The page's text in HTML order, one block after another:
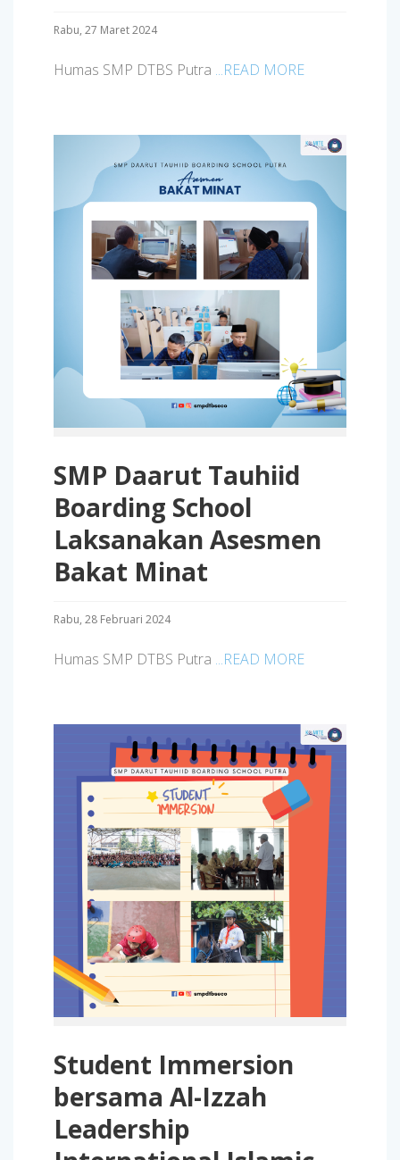
Rabu, 27 Maret 2024
Humas SMP DTBS Putra ...READ MORE
SMP Daarut Tauhiid
Boarding School
Laksanakan Asesmen
Bakat Minat
Rabu, 28 Februari 2024
Humas SMP DTBS Putra ...READ MORE
Student Immersion
bersama Al-Izzah
Leadership